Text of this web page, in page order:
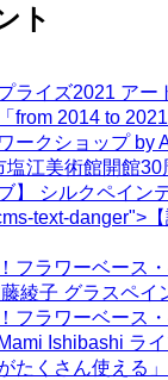
ト
ライズ2021 アー
2014 to 2021
ークショップ by
塩江美術館開館30
】 シルクペイン
text-danger">
フラワーベース
綾子 グラスペ
フラワーベース
Ishibashi ラ
たくさん使える